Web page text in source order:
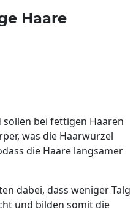
Haare
bei fettigen Haaren
was die Haarwurzel
die Haare langsamer
dabei, dass weniger Talg
und bilden somit die